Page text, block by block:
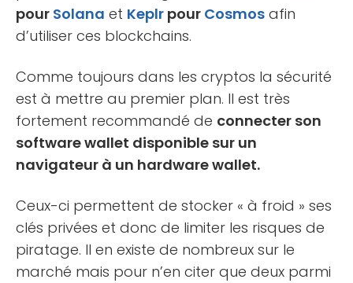
pour Solana et Keplr pour Cosmos afin
d’utiliser ces blockchains.
Comme toujours dans les cryptos la sécurité
est à mettre au premier plan. Il est très
fortement recommandé de connecter son
software wallet disponible sur un
navigateur à un hardware wallet.
Ceux-ci permettent de stocker « à froid » ses
clés privées et donc de limiter les risques de
piratage. Il en existe de nombreux sur le
marché mais pour n’en citer que deux parmi